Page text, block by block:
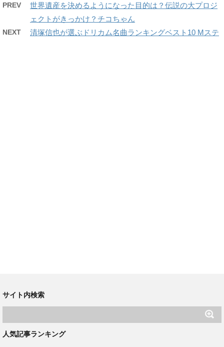
PREV
世界遺産を決めるようになった目的は？伝説の大プロジ
ェクトがきっかけ？チコちゃん
NEXT 清塚信也が選ぶドリカム名曲ランキングベスト10 Mステ
サイト内検索
人気記事ランキング